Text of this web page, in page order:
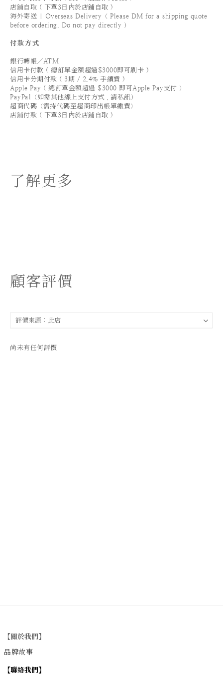
店鋪自取 ( 下單3日內於店鋪自取 )
海外寄送 | Overseas Delivery（ Please DM for a shipping quote
before ordering. Do not pay directly ）
付款方式
銀行轉帳／ATM
信用卡付款 ( 總訂單金額超過$3000即可刷卡 )
信用卡分期付款 ( 3期 / 2.4% 手續費 )
Apple Pay ( 總訂單金額超過 $3000 即可Apple Pay支付 ）
PayPal（如需其他線上支付方式，請私訊）
超商代碼（需持代碼至超商印出帳單繳費）
店鋪付款 ( 下單3日內於店鋪自取 )
了解更多
顧客評價
尚未有任何評價
【關於我們】
品牌故事
【聯絡我們】